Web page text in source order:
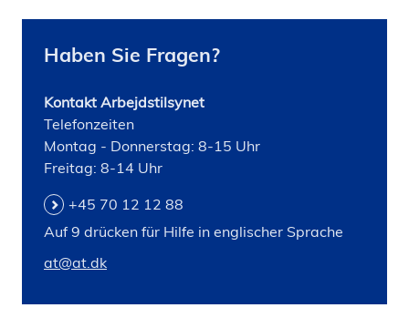
Haben Sie Fragen?
Kontakt Arbejdstilsynet
Telefonzeiten
Montag - Donnerstag: 8-15 Uhr
Freitag: 8-14 Uhr
+45 70 12 12 88
Auf 9 drücken für Hilfe in englischer Sprache
at@at.dk